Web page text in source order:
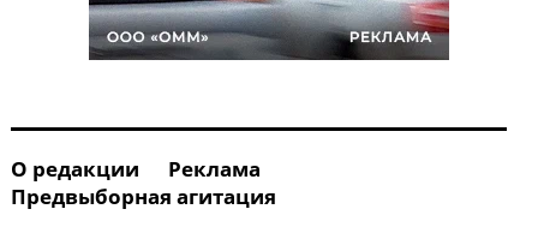
О редакции
Реклама
Предвыборная агитация